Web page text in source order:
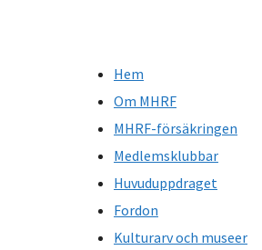
Hem
Om MHRF
MHRF-försäkringen
Medlemsklubbar
Huvuduppdraget
Fordon
Kulturarv och museer